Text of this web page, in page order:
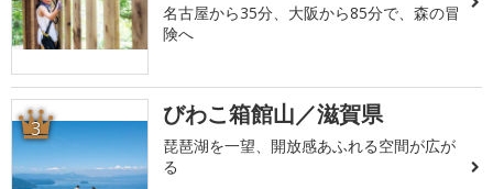
名古屋から35分、大阪から85分で、森の冒
険へ
3 びわこ箱館山／滋賀県
琵琶湖を一望、開放感あふれる空間が広が
る